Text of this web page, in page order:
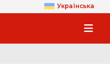
Українська